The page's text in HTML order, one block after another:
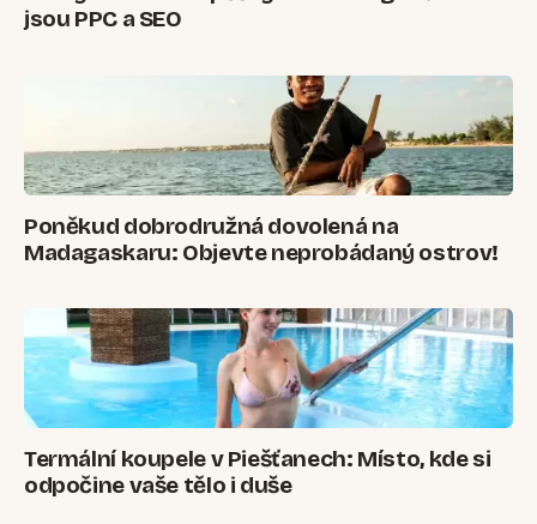
jsou PPC a SEO
Poněkud dobrodružná dovolená na
Madagaskaru: Objevte neprobádaný ostrov!
Termální koupele v Piešťanech: Místo, kde si
odpočine vaše tělo i duše